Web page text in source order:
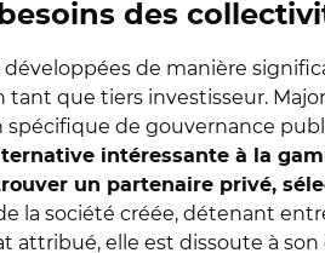
des
de manière
tant que tiers investisseur.
spécifique de gouvernance
intéressante à la
un partenaire privé,
la société créée, détenant
attribué, elle est dissoute à son